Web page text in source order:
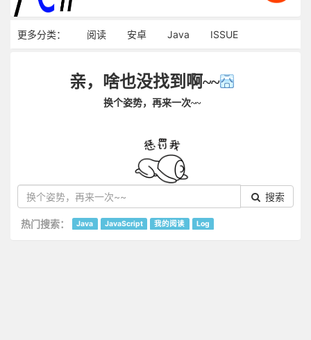
更多分类： 阅读 安卓 Java ISSUE
亲，啥也没找到啊~~
换个姿势，再来一次~~
搜索
热门搜索： Java JavaScript 我的阅读 Log